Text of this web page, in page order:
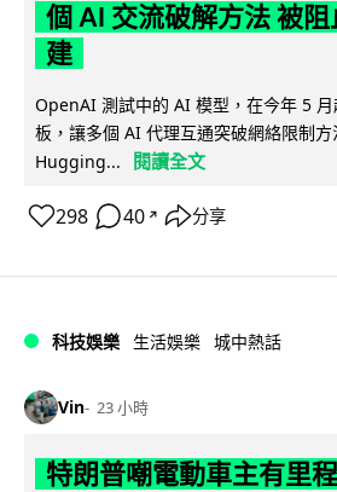
個 AI 交流破解方法 被
建
OpenAI 測試中的 AI 模型，在今年 5
板，讓多個 AI 代理互通突破網絡限制
Hugging...
閱讀全文
298 40 ↗ 分享
科技娛樂 生活娛樂 城中熱話
Vin 23 小時
特朗普嘲電動車主有里